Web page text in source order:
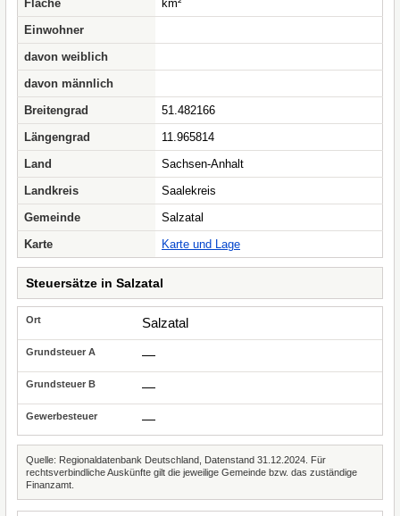
Fläche
km²
Einwohner
davon weiblich
davon männlich
Breitengrad
51.482166
Längengrad
11.965814
Land
Sachsen-Anhalt
Landkreis
Saalekreis
Gemeinde
Salzatal
Karte
Karte und Lage
Steuersätze in Salzatal
Salzatal
—
—
—
Quelle: Regionaldatenbank Deutschland, Datenstand 31.12.2024. Für
rechtsverbindliche Auskünfte gilt die jeweilige Gemeinde bzw. das zuständige
Finanzamt.